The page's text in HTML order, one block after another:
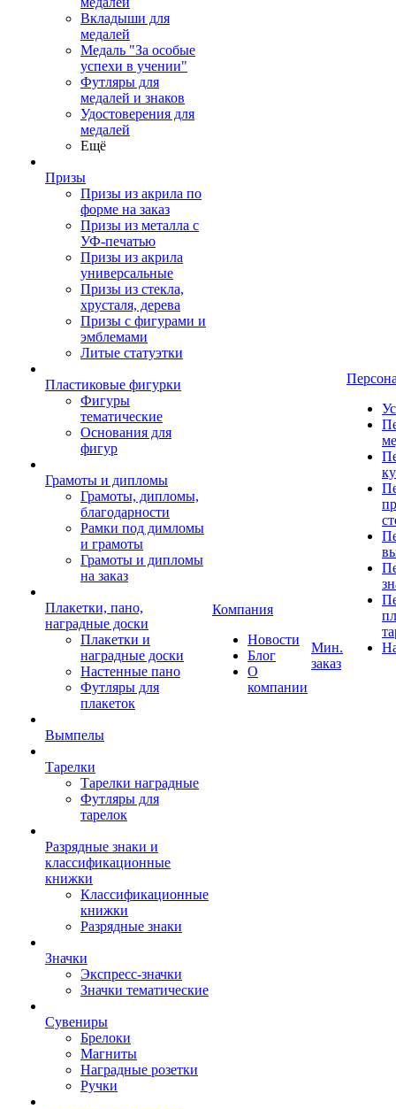
Вкладыши для
медалей
Медаль "За особые
успехи в учении"
Футляры для
медалей и знаков
Удостоверения для
медалей
Ещё
Призы
Призы из акрила по
форме на заказ
Призы из металла с
УФ-печатью
Призы из акрила
универсальные
Призы из стекла,
хрусталя, дерева
Призы с фигурами и
эмблемами
Литые статуэтки
Пластиковые фигурки
Фигуры
тематические
Основания для
фигур
Грамоты и дипломы
Грамоты, дипломы,
благодарности
Рамки под димломы
и грамоты
Грамоты и дипломы
на заказ
Плакетки, пано,
наградные доски
Плакетки и
наградные доски
Настенные пано
Футляры для
плакеток
Вымпелы
Тарелки
Тарелки наградные
Футляры для
тарелок
Разрядные знаки и
классификационные
книжки
Классификационные
книжки
Разрядные знаки
Значки
Экспресс-значки
Значки тематические
Сувениры
Брелоки
Магниты
Наградные розетки
Ручки
Компания
Новости
Блог
О
компании
Мин.
заказ